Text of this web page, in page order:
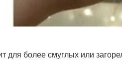
более смуглых или